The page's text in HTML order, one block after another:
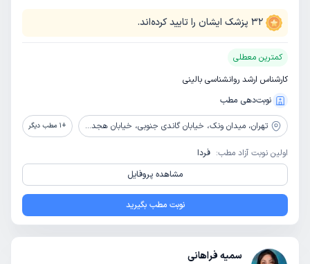
32 پزشک ایشان را تایید کرده‌اند.
کمترین معطلی
کارشناس ارشد روانشناسی بالینی
نوبت‌دهی مطب
تهران، میدان ونک، خیابان گاندی جنوبی، خیابان هجدهم، پلاک 15، طبقه دوم، واحد 6 +
1 مطب دیگر
اولین نوبت آزاد مطب: فردا
مشاهده پروفایل
نوبت مطب بگیرید
سمیه فراهانی